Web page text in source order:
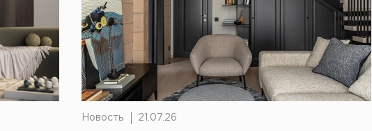
Новость 21.07.26